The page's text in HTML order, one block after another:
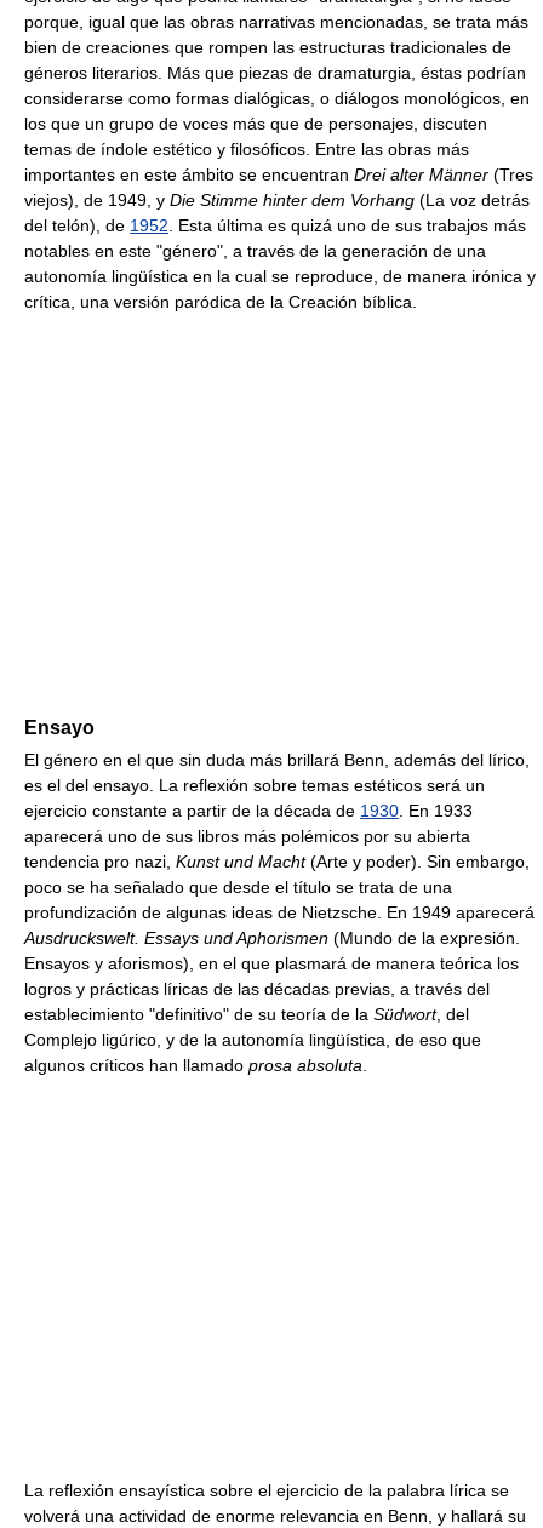
porque, igual que las obras narrativas mencionadas, se trata más
bien de creaciones que rompen las estructuras tradicionales de
géneros literarios. Más que piezas de dramaturgia, éstas podrían
considerarse como formas dialógicas, o diálogos monológicos, en
los que un grupo de voces más que de personajes, discuten
temas de índole estético y filosóficos. Entre las obras más
importantes en este ámbito se encuentran Drei alter Männer (Tres
viejos), de 1949, y Die Stimme hinter dem Vorhang (La voz detrás
del telón), de 1952 . Esta última es quizá uno de sus trabajos más
notables en este "género", a través de la generación de una
autonomía lingüística en la cual se reproduce, de manera irónica y
crítica, una versión paródica de la Creación bíblica.
Ensayo
El género en el que sin duda más brillará Benn, además del lírico,
es el del ensayo. La reflexión sobre temas estéticos será un
ejercicio constante a partir de la década de 1930 . En 1933
aparecerá uno de sus libros más polémicos por su abierta
tendencia pro nazi, Kunst und Macht(Arte y poder). Sin embargo,
poco se ha señalado que desde el título se trata de una
profundización de algunas ideas de Nietzsche. En 1949 aparecerá
Ausdruckswelt. Essays und Aphorismen (Mundo de la expresión.
Ensayos y aforismos), en el que plasmará de manera teórica los
logros y prácticas líricas de las décadas previas, a través del
establecimiento "definitivo" de su teoría de la Südwort, del
Complejo ligúrico, y de la autonomía lingüística, de eso que
algunos críticos han llamado prosa absoluta
La reflexión ensayística sobre el ejercicio de la palabra lírica se
volverá una actividad de enorme relevancia en Benn, y hallará su